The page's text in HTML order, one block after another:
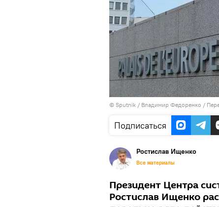
© Sputnik / Владимир Федоренко /
Подписаться
Ростислав Ищенко
Все материалы
Президент Центра
Ростислав Ищенко